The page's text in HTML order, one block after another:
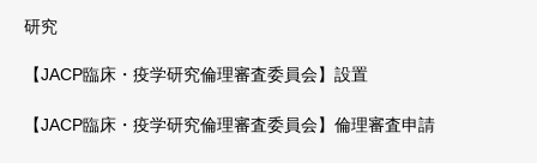
研究
【JACP臨床・疫学研究倫理審査委員会】設置
【JACP臨床・疫学研究倫理審査委員会】倫理審査申請